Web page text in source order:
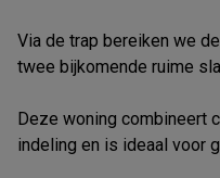
Via de trap bereiken we
twee bijkomende ruime
Deze woning combineert
indeling en is ideaal voor